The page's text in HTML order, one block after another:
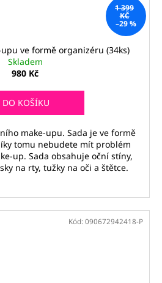
1 399
KČ
–29 %
upu ve formě organizéru (34ks)
Skladem
980 Kč
DO KOŠÍKU
make-upu. Sada je ve formě
tomu nebudete mít problém
up. Sada obsahuje oční stíny,
na rty, tužky na oči a štětce.
Kód: 090672942418-P